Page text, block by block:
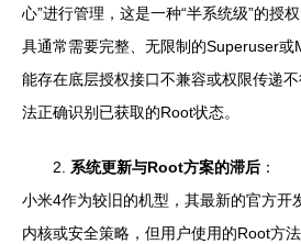
心”进行管理，这是一种“半系统级”的授
具通常需要完整、无限制的Superuser或
能存在底层授权接口不兼容或权限传递
法正确识别已获取的Root状态。
2. 系统更新与Root方案的滞后 ：
小米4作为较旧的机型，其最新的官方开
内核或安全策略，但用户使用的Root方